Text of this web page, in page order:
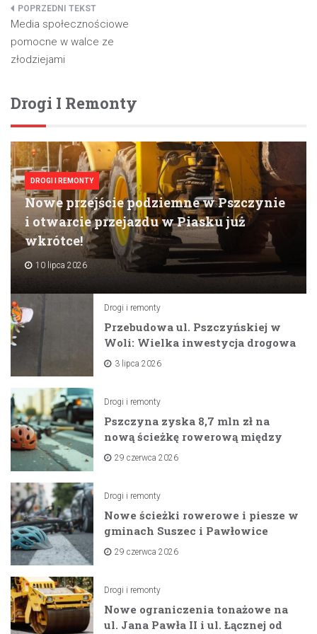
Nawigacja
wpisu
Media społecznościowe
pomocne w walce ze
złodziejami
Drogi I Remonty
DROGI I REMONTY
Nowe przejście podziemne w Pszczynie
i otwarcie przejazdu w Piasku już
wkrótce!
10 lipca 2026
Drogi i remonty
Przebudowa ul. Pszczyńskiej w
Woli: Wielka inwestycja drogowa
na horyzoncie
3 lipca 2026
Drogi i remonty
Pszczyna zyska 8,7 mln zł na
nową ścieżkę rowerową między
zaporami
29 czerwca 2026
Drogi i remonty
Nowe ścieżki rowerowe i piesze w
gminach Suszec i Pawłowice
dzięki unijnemu wsparciu
29 czerwca 2026
Drogi i remonty
Nowe ograniczenia tonażowe na
ul. Jana Pawła II i ul. Łącznej od